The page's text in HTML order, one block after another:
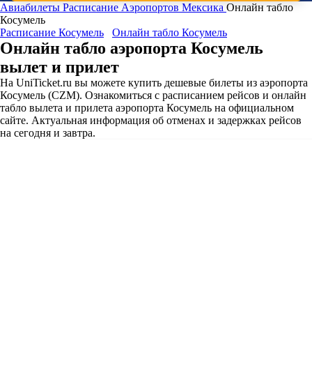
Авиабилеты Расписание Аэропортов Мексика Онлайн табло
Косумель
Расписание Косумель
Онлайн табло Косумель
Онлайн табло аэропорта Косумель
вылет и прилет
На UniTicket.ru вы можете купить дешевые билеты из аэропорта
Косумель (CZM). Ознакомиться с расписанием рейсов и онлайн
табло вылета и прилета аэропорта Косумель на официальном
сайте. Актуальная информация об отменах и задержках рейсов
на сегодня и завтра.